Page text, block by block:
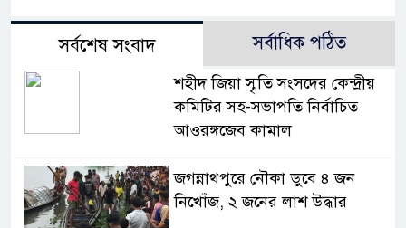
সর্বশেষ সংবাদ সর্বাধিক পঠিত
শহীদ জিয়া স্মৃতি সংসদের কেন্দ্রীয়
কমিটির সহ-সভাপতি নির্বাচিত
আওরঙ্গজেব কামাল
জগন্নাথপুরে নৌকা ডুবে ৪ জন
নিখোঁজ, ২ জনের লাশ উদ্ধার